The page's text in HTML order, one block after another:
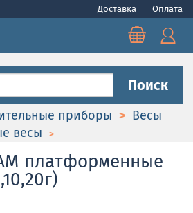
Доставка Оплата
Поиск
приборы
Весы
весы
платформенные